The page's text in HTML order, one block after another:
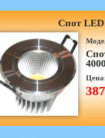
Спот LED